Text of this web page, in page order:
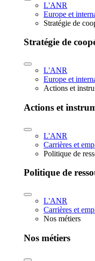
L'ANR
Europe et
Stratégie de
Stratégie de
L'ANR
Europe et
Actions et
Actions et
L'ANR
Carrières et
Politique de
Politique de
L'ANR
Carrières et
Nos métiers
Nos métiers